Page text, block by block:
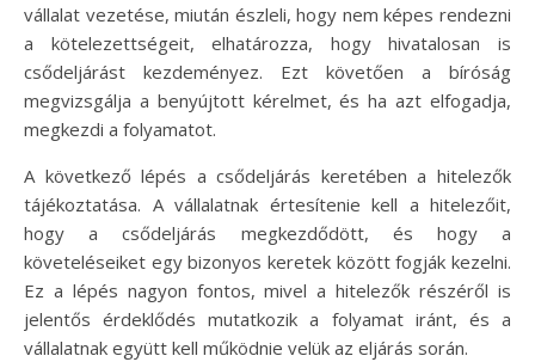
vállalat vezetése, miután észleli, hogy nem képes rendezni
a kötelezettségeit, elhatározza, hogy hivatalosan is
csődeljárást kezdeményez. Ezt követően a bíróság
megvizsgálja a benyújtott kérelmet, és ha azt elfogadja,
megkezdi a folyamatot.
A következő lépés a csődeljárás keretében a hitelezők
tájékoztatása. A vállalatnak értesítenie kell a hitelezőit,
hogy a csődeljárás megkezdődött, és hogy a
követeléseiket egy bizonyos keretek között fogják kezelni.
Ez a lépés nagyon fontos, mivel a hitelezők részéről is
jelentős érdeklődés mutatkozik a folyamat iránt, és a
vállalatnak együtt kell működnie velük az eljárás során.